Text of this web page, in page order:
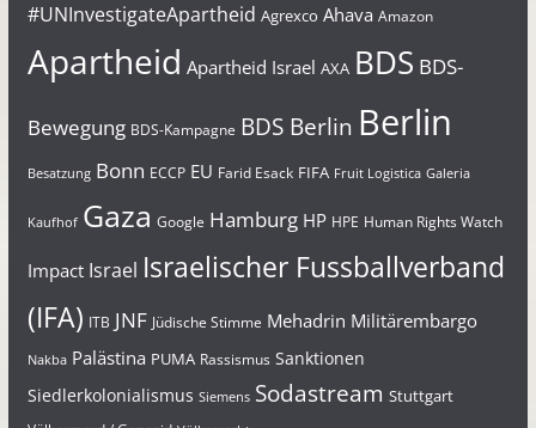
#UNInvestigateApartheid Agrexco Ahava Amazon
Apartheid Apartheid Israel AXA BDS BDS-
Bewegung BDS-Kampagne BDS Berlin Berlin
Besatzung Bonn ECCP EU Farid Esack FIFA Fruit Logistica Galeria
Kaufhof Gaza Google Hamburg HP HPE Human Rights Watch
Impact Israel Israelischer Fussballverband
(IFA) ITB JNF Jüdische Stimme Mehadrin Militärembargo
Nakba Palästina PUMA Rassismus Sanktionen
Siedlerkolonialismus Siemens Sodastream Stuttgart